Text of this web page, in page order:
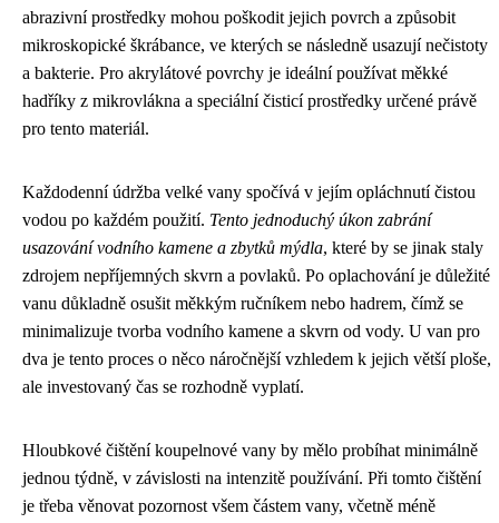
abrazivní prostředky mohou poškodit jejich povrch a způsobit
mikroskopické škrábance, ve kterých se následně usazují nečistoty
a bakterie. Pro akrylátové povrchy je ideální používat měkké
hadříky z mikrovlákna a speciální čisticí prostředky určené právě
pro tento materiál.
Každodenní údržba velké vany spočívá v jejím opláchnutí čistou
vodou po každém použití. Tento jednoduchý úkon zabrání
usazování vodního kamene a zbytků mýdla, které by se jinak staly
zdrojem nepříjemných skvrn a povlaků. Po oplachování je důležité
vanu důkladně osušit měkkým ručníkem nebo hadrem, čímž se
minimalizuje tvorba vodního kamene a skvrn od vody. U van pro
dva je tento proces o něco náročnější vzhledem k jejich větší ploše,
ale investovaný čas se rozhodně vyplatí.
Hloubkové čištění koupelnové vany by mělo probíhat minimálně
jednou týdně, v závislosti na intenzitě používání. Při tomto čištění
je třeba věnovat pozornost všem částem vany, včetně méně